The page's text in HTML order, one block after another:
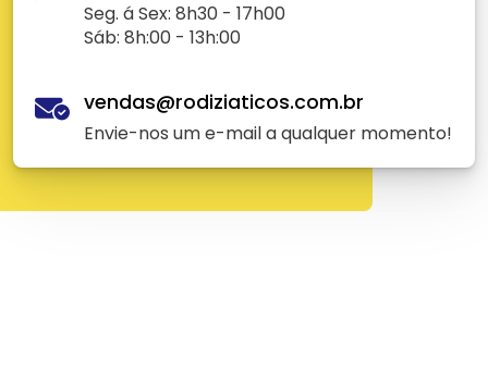
Seg. á Sex: 8h30 - 17h00
Sáb: 8h:00 - 13h:00
vendas@rodiziaticos.com.br
Envie-nos um e-mail a qualquer momento!